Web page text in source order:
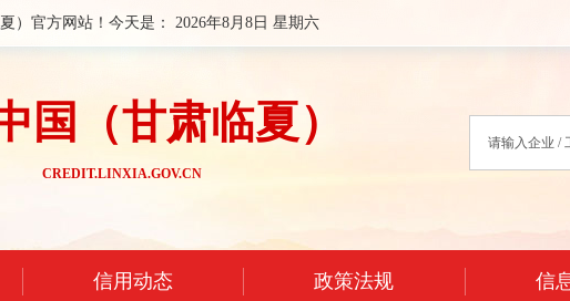
）官方网站！今天是： 2026年8月8日 星期六
国（甘肃临夏）
CREDIT.LINXIA.GOV.CN
信用动态 政策法规 信